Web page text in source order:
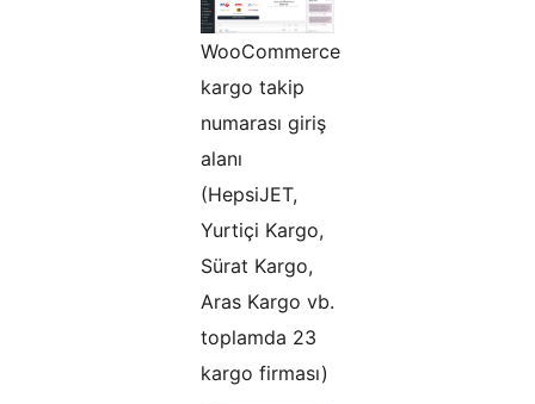
WooCommerce
kargo takip
numarası giriş
alanı
(HepsiJET,
Yurtiçi Kargo,
Sürat Kargo,
Aras Kargo vb.
toplamda 23
kargo firması)